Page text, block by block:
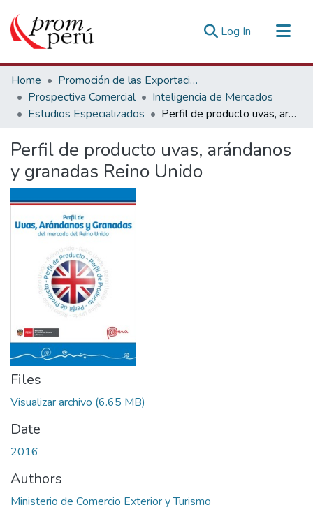
Log In (current)
Communities & Collections
All of DSpace
Statistics
Home
Promoción de las Exportaciones
Prospectiva Comercial
Inteligencia de Mercados
Estudios Especializados
Perfil de producto uvas, arándanos y granadas Reino Unido
Perfil de producto uvas, arándanos
y granadas Reino Unido
Files
Visualizar archivo (6.65 MB)
Date
2016
Authors
Ministerio de Comercio Exterior y Turismo